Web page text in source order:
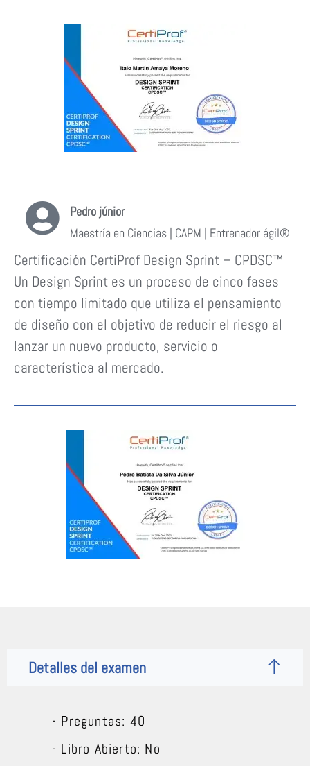
Pedro júnior
Maestría en Ciencias | CAPM | Entrenador ágil®
Certificación CertiProf Design Sprint – CPDSC™
Un Design Sprint es un proceso de cinco fases
con tiempo limitado que utiliza el pensamiento
de diseño con el objetivo de reducir el riesgo al
lanzar un nuevo producto, servicio o
característica al mercado.
Detalles del examen
- Preguntas: 40
- Libro Abierto: No